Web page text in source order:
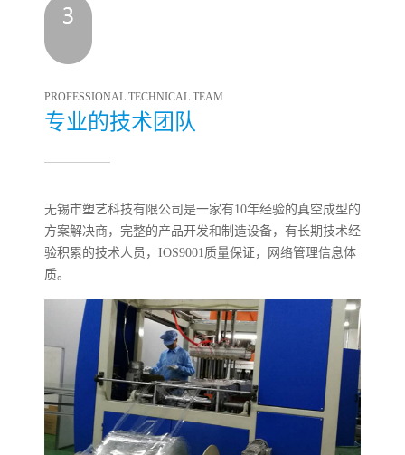
PROFESSIONAL TECHNICAL TEAM
专业的技术团队
无锡市塑艺科技有限公司是一家有10年经验的真空成型的
方案解决商，完整的产品开发和制造设备，有长期技术经
验积累的技术人员，IOS9001质量保证，网络管理信息体
质。